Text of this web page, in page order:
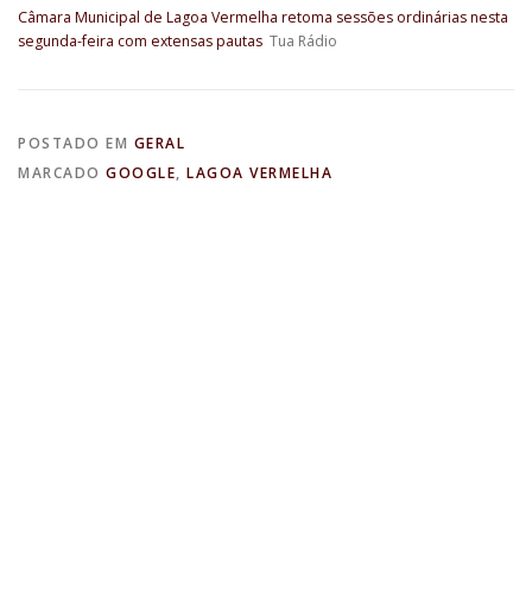
Câmara Municipal de Lagoa Vermelha retoma sessões ordinárias nesta
segunda-feira com extensas pautas Tua Rádio
POSTADO EM GERAL
MARCADO GOOGLE, LAGOA VERMELHA